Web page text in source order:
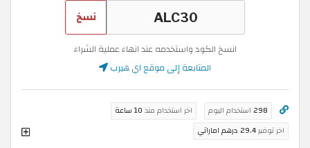
نسخ
انسخ الكود واستخدمه عند انهاء عملية الشراء
المتابعة إلى موقع اي هيرب
298 استخدام اليوم اخر استخدام منذ 10 ساعة
اخر توفير29.4 درهم اماراتي